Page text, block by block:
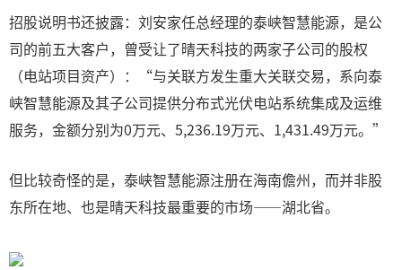
招股说明书还披露：刘安家任总经理的泰峡智慧能源，是公
司的前五大客户，曾受让了晴天科技的两家子公司的股权
（电站项目资产）：“与关联方发生重大关联交易，系向泰
峡智慧能源及其子公司提供分布式光伏电站系统集成及运维
服务，金额分别为0万元、5,236.19万元、1,431.49万元。”
但比较奇怪的是，泰峡智慧能源注册在海南儋州，而并非股
东所在地、也是晴天科技最重要的市场——湖北省。